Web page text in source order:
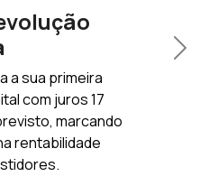
a sua primeira
com juros 17
marcando
rentabilidade
Next